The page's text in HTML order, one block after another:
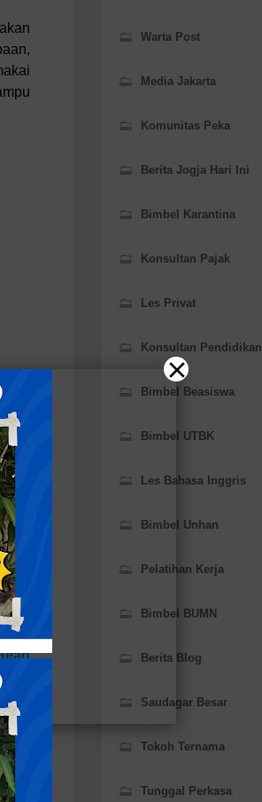
Warta Post
Media Jakarta
Komunitas Peka
Berita Jogja Hari Ini
Bimbel Karantina
Konsultan Pajak
Les Privat
Konsultan Pendidikan
Bimbel Beasiswa
Bimbel UTBK
Les Bahasa Inggris
Bimbel Unhan
Pelatihan Kerja
Bimbel BUMN
Berita Blog
Saudagar Besar
Tokoh Ternama
Tunggal Perkasa